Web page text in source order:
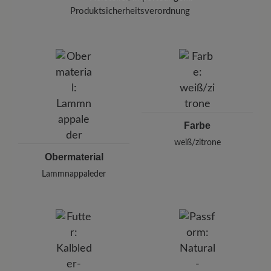
Halten Sie dabei einen Abstand von 20-30 cm
Produktsicherheitsverordnung
Pleidelsheimer Str. 15/1, 74321 Bietigheim-Bissingen,
E-mail:
kundenbetreuung@baer-schuhe.de
Obermaterial
Lammnappaleder
Farbe
weiß/zitrone